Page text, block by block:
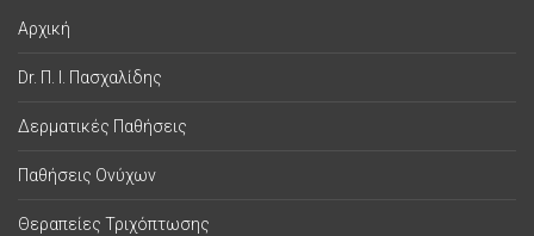
Αρχική
Dr. Π. Ι. Πασχαλίδης
Δερματικές Παθήσεις
Παθήσεις Ονύχων
Θεραπείες Τριχόπτωσης